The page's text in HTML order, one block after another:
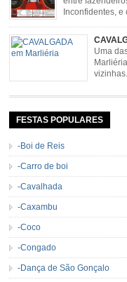
Inconfidentes, e
resgata cultura e saúde além
Distrito de Padre Viegas,
Uma
de
Cavalgada de Marliéria
de […]
FESTAS POPULARES
-Boi de Reis
-Carro de boi
-Cavalhada
-Caxambu
-Coco
-Congado
-Dança de São Gonçalo